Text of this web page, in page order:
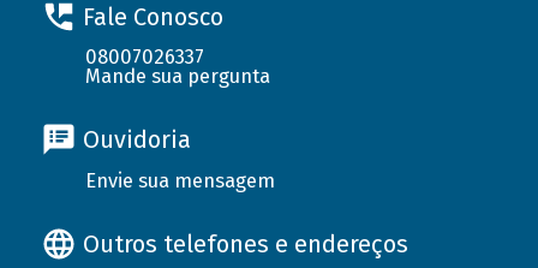
Fale Conosco
08007026337
Mande sua pergunta
Ouvidoria
Envie sua mensagem
Outros telefones e endereços